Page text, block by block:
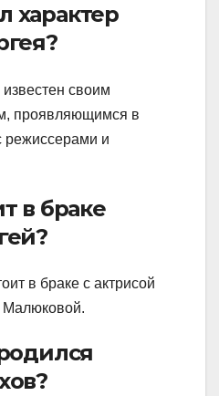
характер
своим
проявляющимся в
режиссерами и
в браке
в браке с актрисой